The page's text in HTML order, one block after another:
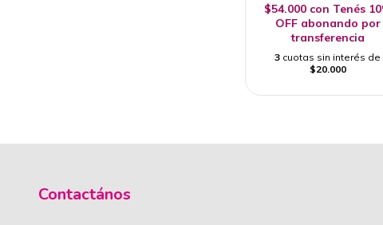
$54.000 con Tenés
OFF abonando por
transferencia
3 cuotas sin interés de
$20.000
Contactános